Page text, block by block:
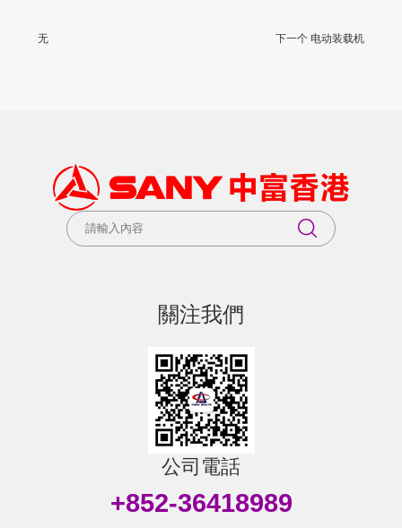
无 下一个 电动装载机
關注我們
公司電話
+852-36418989